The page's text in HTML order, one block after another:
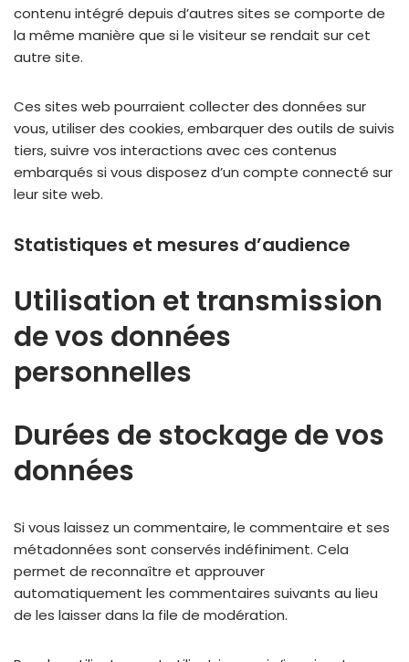
contenu intégré depuis d’autres sites se comporte de
la même manière que si le visiteur se rendait sur cet
autre site.
Ces sites web pourraient collecter des données sur
vous, utiliser des cookies, embarquer des outils de suivis
tiers, suivre vos interactions avec ces contenus
embarqués si vous disposez d’un compte connecté sur
leur site web.
Statistiques et mesures d’audience
Utilisation et transmission
de vos données
personnelles
Durées de stockage de vos
données
Si vous laissez un commentaire, le commentaire et ses
métadonnées sont conservés indéfiniment. Cela
permet de reconnaître et approuver
automatiquement les commentaires suivants au lieu
de les laisser dans la file de modération.